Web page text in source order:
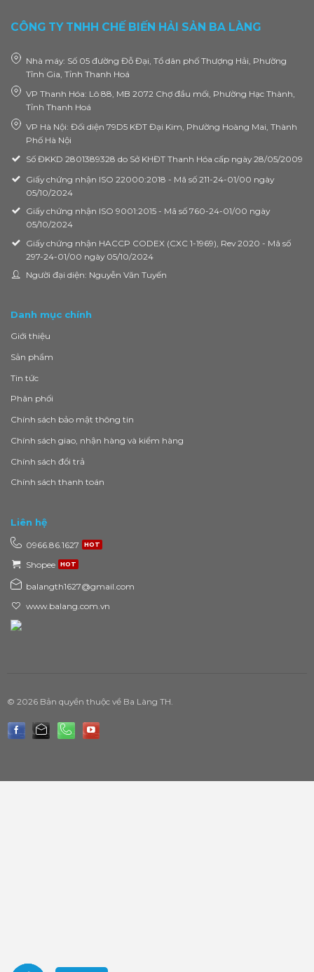
CÔNG TY TNHH CHẾ BIẾN HẢI SẢN BA LÀNG
Nhà máy: Số 05 đường Đỗ Đại, Tổ dân phố Thượng Hải, Phường
Tĩnh Gia, Tỉnh Thanh Hoá
VP Thanh Hóa: Lô 88, MB 2072 Chợ đầu mối, Phường Hạc Thành,
Tỉnh Thanh Hoá
VP Hà Nội: Đối diện 79D5 KĐT Đại Kim, Phường Hoàng Mai, Thành
Phố Hà Nội
Số ĐKKD 2801389328 do Sở KHĐT Thanh Hóa cấp ngày 28/05/2009
Giấy chứng nhận ISO 22000:2018 - Mã số 211-24-01/00 ngày
05/10/2024
Giấy chứng nhận ISO 9001:2015 - Mã số 760-24-01/00 ngày
05/10/2024
Giấy chứng nhận HACCP CODEX (CXC 1-1969), Rev 2020 - Mã số
297-24-01/00 ngày 05/10/2024
Người đại diện: Nguyễn Văn Tuyến
Danh mục chính
Giới thiệu
Sản phẩm
Tin tức
Phân phối
Chính sách bảo mật thông tin
Chính sách giao, nhận hàng và kiểm hàng
Chính sách đổi trả
Chính sách thanh toán
Liên hệ
0966.86.1627
Shopee
balangth1627@gmail.com
www.balang.com.vn
© 2026 Bản quyền thuộc về Ba Làng TH.